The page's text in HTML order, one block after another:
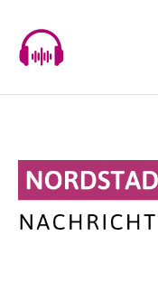
content